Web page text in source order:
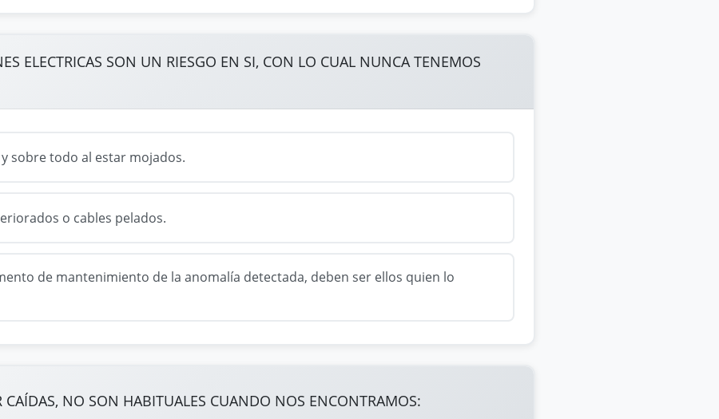
ELECTRICAS SON UN RIESGO EN SI, CON LO CUAL NUNCA TENEMOS
sobre todo al estar mojados.
o cables pelados.
de mantenimiento de la anomalía detectada, deben ser ellos quien lo
CAÍDAS, NO SON HABITUALES CUANDO NOS ENCONTRAMOS: